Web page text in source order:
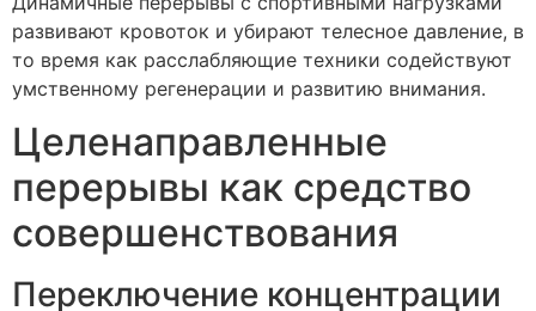
развивают кровоток и убирают телесное давление, в
то время как расслабляющие техники содействуют
умственному регенерации и развитию внимания.
Целенаправленные
перерывы как средство
совершенствования
Переключение концентрации